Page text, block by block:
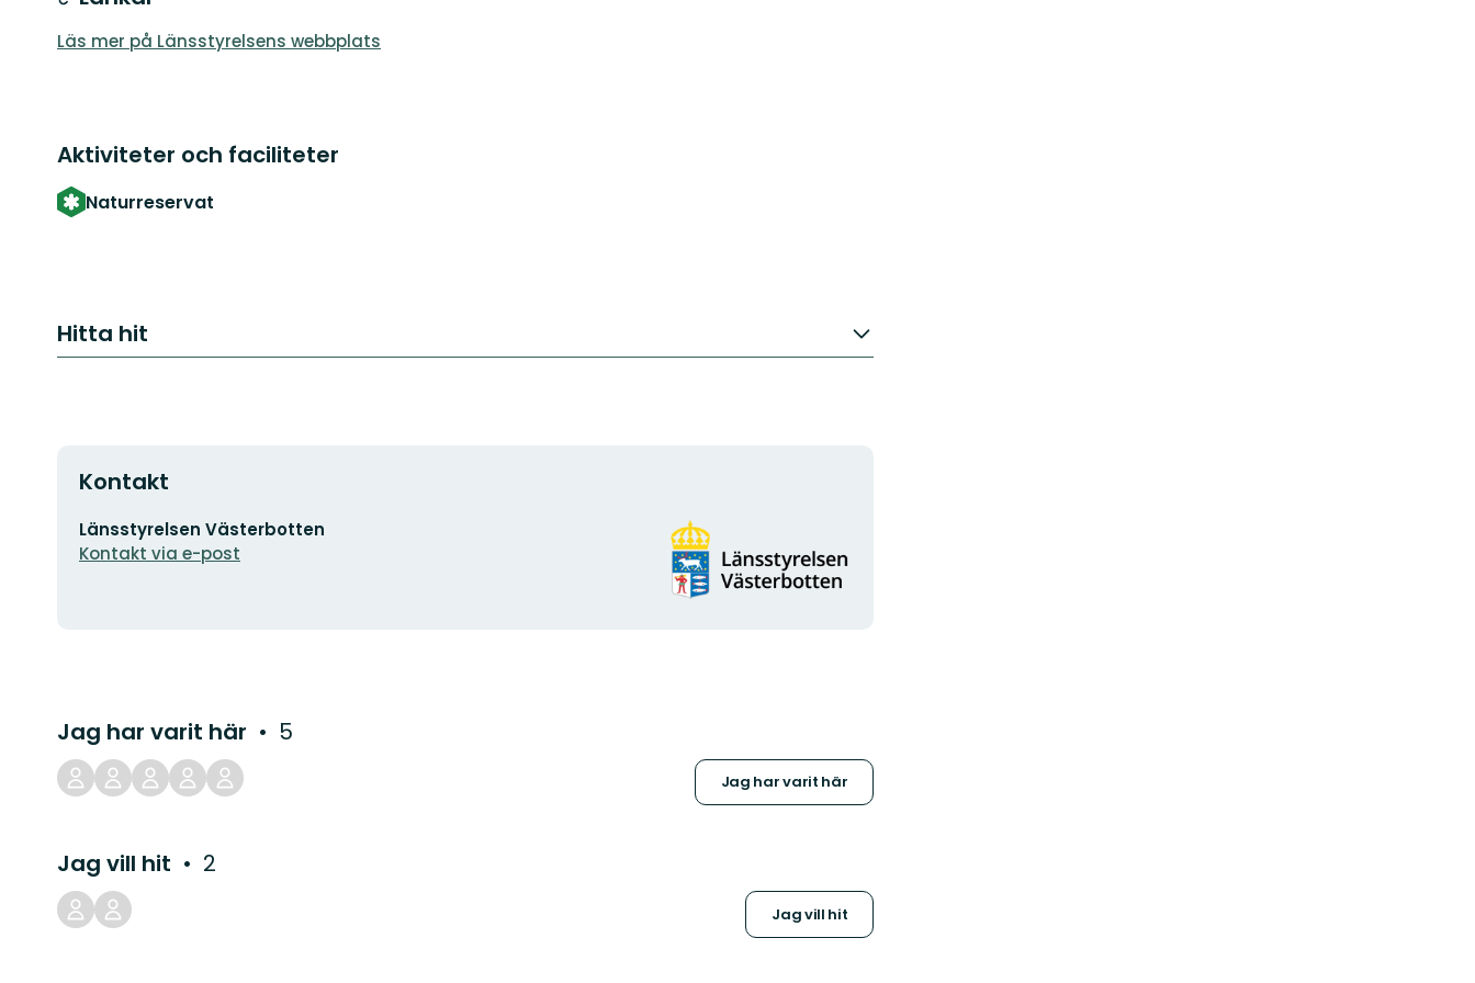
Läs mer på Länsstyrelsens webbplats
Aktiviteter och faciliteter
Naturreservat
Hitta hit
Kontakt
E-
postadress
Länsstyrelsen Västerbotten
Kontakt via e-post
Organisationens
logotyp
Jag har varit här 5
Jag har varit här
Jag vill hit 2
Jag vill hit